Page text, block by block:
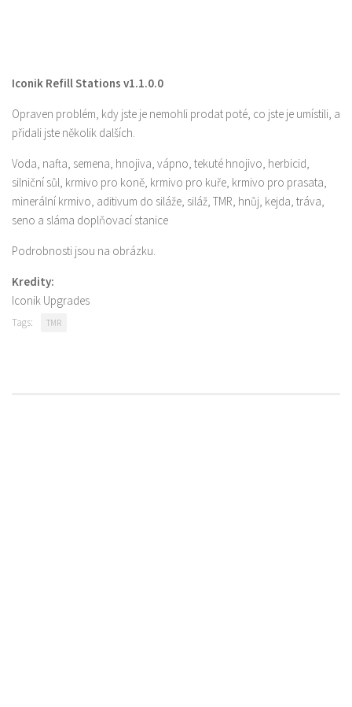
Iconik Refill Stations v1.1.0.0
Opraven problém, kdy jste je nemohli prodat poté, co jste je umístili, a
přidali jste několik dalších.
Voda, nafta, semena, hnojiva, vápno, tekuté hnojivo, herbicid,
silniční sůl, krmivo pro koně, krmivo pro kuře, krmivo pro prasata,
minerální krmivo, aditivum do siláže, siláž, TMR, hnůj, kejda, tráva,
seno a sláma doplňovací stanice
Podrobnosti jsou na obrázku.
Kredity:
Iconik Upgrades
Tags: TMR